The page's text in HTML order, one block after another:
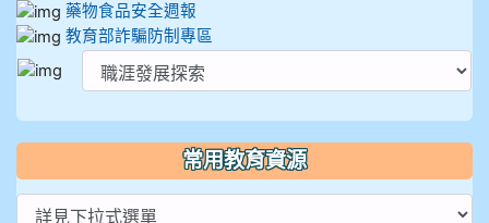
藥物食品安全週報
教育部詐騙防制專區
常用教育資源